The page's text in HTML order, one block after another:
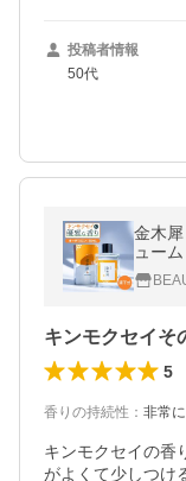
投稿者情報
50代
金木
ュー
せい
キンモクセイそ
5
香りの持続性 ： 非常
キンモクセイの香
がよくて少しつけ